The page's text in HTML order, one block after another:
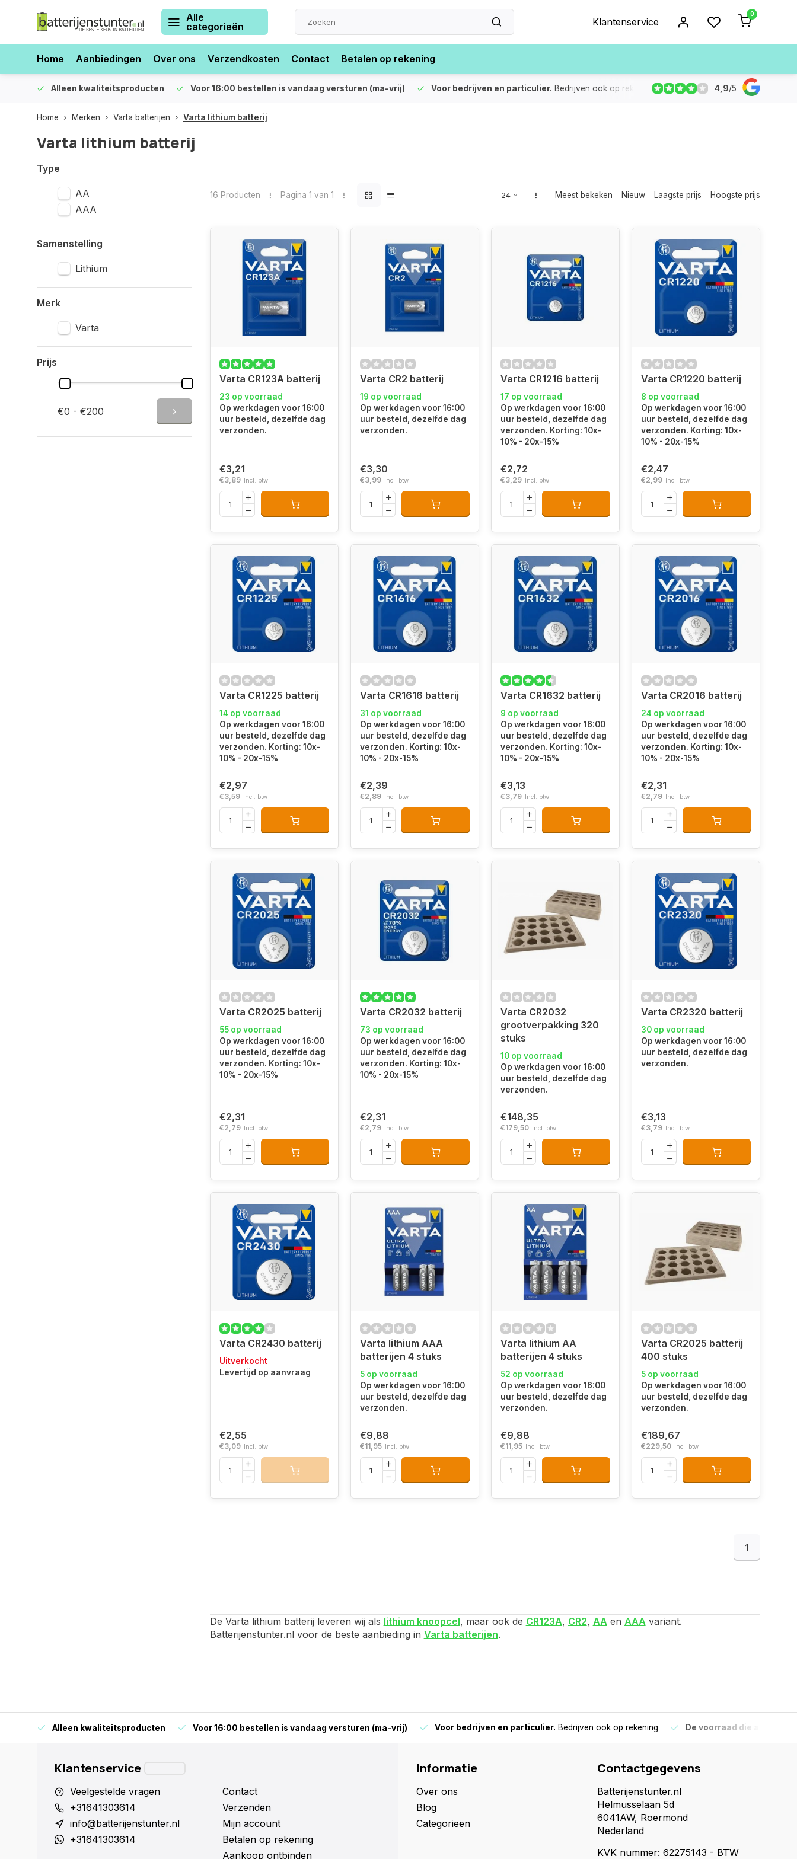
Alle
categorieën
Klantenservice
0
Home Aanbiedingen Over ons Verzendkosten Contact Betalen op rekening
Alleen kwaliteitsproducten Voor 16:00 bestellen is vandaag versturen (ma-vrij) Voor bedrijven en particulier. Bedrijven ook op rekening De voorraad die
4,9/5
Home Merken Varta batterijen Varta lithium batterij
Varta lithium batterij
Type
AA
AAA
Samenstelling
Lithium
Merk
Varta
Prijs
€0 - €200
16 Producten Pagina 1 van 1 Meest bekeken Nieuw Laagste prijs Hoogste prijs
Varta CR123A batterij
23 op voorraad
Op werkdagen voor 16:00
uur besteld, dezelfde dag
verzonden.
€3,21
€3,89 Incl. btw
Varta CR2 batterij
19 op voorraad
Op werkdagen voor 16:00
uur besteld, dezelfde dag
verzonden.
€3,30
€3,99 Incl. btw
Varta CR1216 batterij
17 op voorraad
Op werkdagen voor 16:00
uur besteld, dezelfde dag
verzonden. Korting: 10x-
10% - 20x-15%
€2,72
€3,29 Incl. btw
Varta CR1220 batterij
8 op voorraad
Op werkdagen voor 16:00
uur besteld, dezelfde dag
verzonden. Korting: 10x-
10% - 20x-15%
€2,47
€2,99 Incl. btw
Varta CR1225 batterij
14 op voorraad
Op werkdagen voor 16:00
uur besteld, dezelfde dag
verzonden. Korting: 10x-
10% - 20x-15%
€2,97
€3,59 Incl. btw
Varta CR1616 batterij
31 op voorraad
Op werkdagen voor 16:00
uur besteld, dezelfde dag
verzonden. Korting: 10x-
10% - 20x-15%
€2,39
€2,89 Incl. btw
Varta CR1632 batterij
9 op voorraad
Op werkdagen voor 16:00
uur besteld, dezelfde dag
verzonden. Korting: 10x-
10% - 20x-15%
€3,13
€3,79 Incl. btw
Varta CR2016 batterij
24 op voorraad
Op werkdagen voor 16:00
uur besteld, dezelfde dag
verzonden. Korting: 10x-
10% - 20x-15%
€2,31
€2,79 Incl. btw
Varta CR2025 batterij
55 op voorraad
Op werkdagen voor 16:00
uur besteld, dezelfde dag
verzonden. Korting: 10x-
10% - 20x-15%
€2,31
€2,79 Incl. btw
Varta CR2032 batterij
73 op voorraad
Op werkdagen voor 16:00
uur besteld, dezelfde dag
verzonden. Korting: 10x-
10% - 20x-15%
€2,31
€2,79 Incl. btw
Varta CR2032
grootverpakking 320
stuks
10 op voorraad
Op werkdagen voor 16:00
uur besteld, dezelfde dag
verzonden.
€148,35
€179,50 Incl. btw
Varta CR2320 batterij
30 op voorraad
Op werkdagen voor 16:00
uur besteld, dezelfde dag
verzonden.
€3,13
€3,79 Incl. btw
Varta CR2430 batterij
Uitverkocht
Levertijd op aanvraag
€2,55
€3,09 Incl. btw
Varta lithium AAA
batterijen 4 stuks
5 op voorraad
Op werkdagen voor 16:00
uur besteld, dezelfde dag
verzonden.
€9,88
€11,95 Incl. btw
Varta lithium AA
batterijen 4 stuks
52 op voorraad
Op werkdagen voor 16:00
uur besteld, dezelfde dag
verzonden.
€9,88
€11,95 Incl. btw
Varta CR2025 batterij
400 stuks
5 op voorraad
Op werkdagen voor 16:00
uur besteld, dezelfde dag
verzonden.
€189,67
€229,50 Incl. btw
1
De Varta lithium batterij leveren wij als lithium knoopcel, maar ook de CR123A, CR2, AAen AAAvariant.
Batterijenstunter.nl voor de beste aanbieding in Varta batterijen.
Alleen kwaliteitsproducten Voor 16:00 bestellen is vandaag versturen (ma-vrij) Voor bedrijven en particulier. Bedrijven ook op rekening De voorraad die
Klantenservice
Veelgestelde vragen
+31641303614
info@batterijenstunter.nl
+31641303614
Contact
Verzenden
Mijn account
Betalen op rekening
Aankoop ontbinden
Informatie
Over ons
Blog
Categorieën
Contactgegevens
Batterijenstunter.nl
Helmusselaan 5d
6041AW, Roermond
Nederland
KVK nummer: 62275143 - BTW